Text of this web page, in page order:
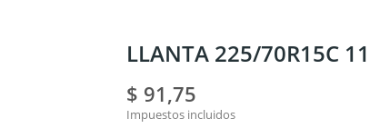
LLANTA 225/70R15C
$ 91,75
Impuestos incluidos